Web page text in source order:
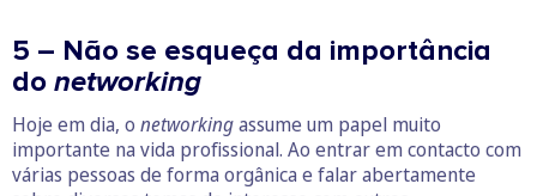
5 – Não se esqueça da importância
do networking
Hoje em dia, o networkingassume um papel muito
importante na vida profissional. Ao entrar em contacto com
várias pessoas de forma orgânica e falar abertamente